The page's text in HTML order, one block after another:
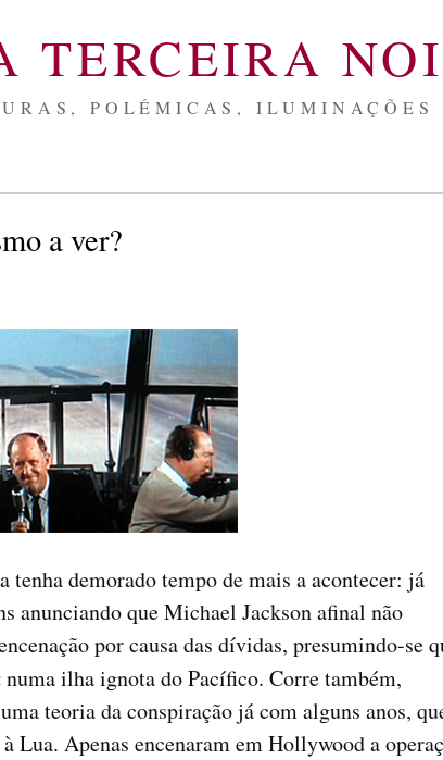
TERCEIRA
POLÉMICAS, ILUMINAÇÕES
a ver?
tenha demorado tempo de mais a acontecer: já
anunciando que Michael Jackson afinal não
por causa das dívidas, presumindo-se
numa ilha ignota do Pacífico. Corre também,
teoria da conspiração já com alguns anos,
Lua. Apenas encenaram em Hollywood a